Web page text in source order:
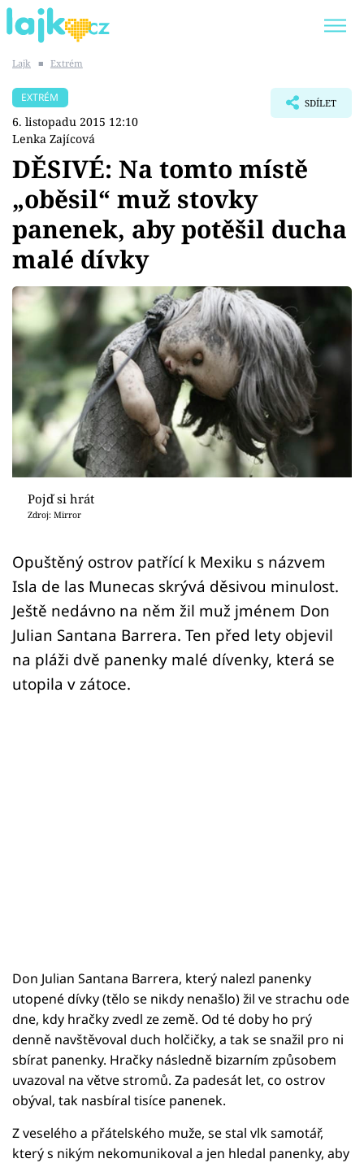
SHOPAHOLICADEL
Témata
Showbyznys
Youtubeři
Virály
Sex a vztahy
Videa
Sledujte prima+
Přihlášení
Sledujte nás
Lajk ■ Extrém
EXTRÉM
6. listopadu 2015 12:10
Lenka Zajícová
SDÍLET
DĚSIVÉ: Na tomto místě
„oběsil“ muž stovky
panenek, aby potěšil ducha
malé dívky
Pojď si hrát
Zdroj: Mirror
Opuštěný ostrov patřící k Mexiku s názvem
Isla de las Munecas skrývá děsivou minulost.
Ještě nedávno na něm žil muž jménem Don
Julian Santana Barrera. Ten před lety objevil
na pláži dvě panenky malé dívenky, která se
utopila v zátoce.
Don Julian Santana Barrera, který nalezl panenky
utopené dívky (tělo se nikdy nenašlo) žil ve strachu ode
dne, kdy hračky zvedl ze země. Od té doby ho prý
denně navštěvoval duch holčičky, a tak se snažil pro ni
sbírat panenky. Hračky následně bizarním způsobem
uvazoval na větve stromů. Za padesát let, co ostrov
obýval, tak nasbíral tisíce panenek.
Z veselého a přátelského muže, se stal vlk samotář,
který s nikým nekomunikoval a jen hledal panenky, aby